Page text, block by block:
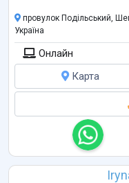
провулок Подільський,
Україна
Онлайн
Карта